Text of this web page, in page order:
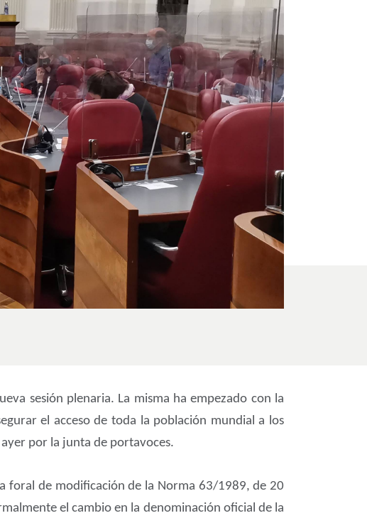
sesión plenaria. La misma ha empezado con la
el acceso de toda la población mundial a los
por la junta de portavoces.
foral de modificación de la Norma 63/1989, de 20
el cambio en la denominación oficial de la